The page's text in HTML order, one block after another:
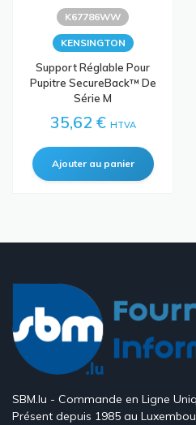
K67786WW
KENSINGTON
Support Réglable Pour
Pupitre SecureBack™ De
Série M
35,62 € HTVA
SBM.lu - Commande en Ligne
Présent depuis 1985 au